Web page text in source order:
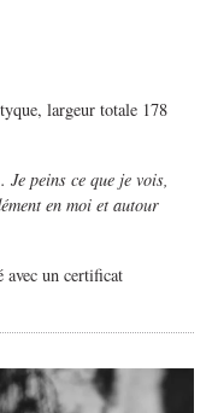
largeur totale 178
peins ce que je vois,
en moi et autour
avec un certificat